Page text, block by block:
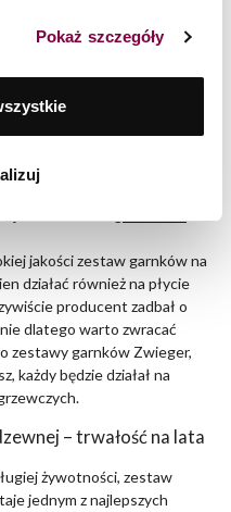
Pokaż szczegóły
się dogotowania na
przyłożyć do jego dna
dno lub pełny dysk
jakości zestaw garnków na
działać również na płycie
producent zadbał o
dlatego warto zwracać
zestawy garnków Zwieger,
każdy będzie działał na
– trwałość na lata
żywotności, zestaw
jednym z najlepszych